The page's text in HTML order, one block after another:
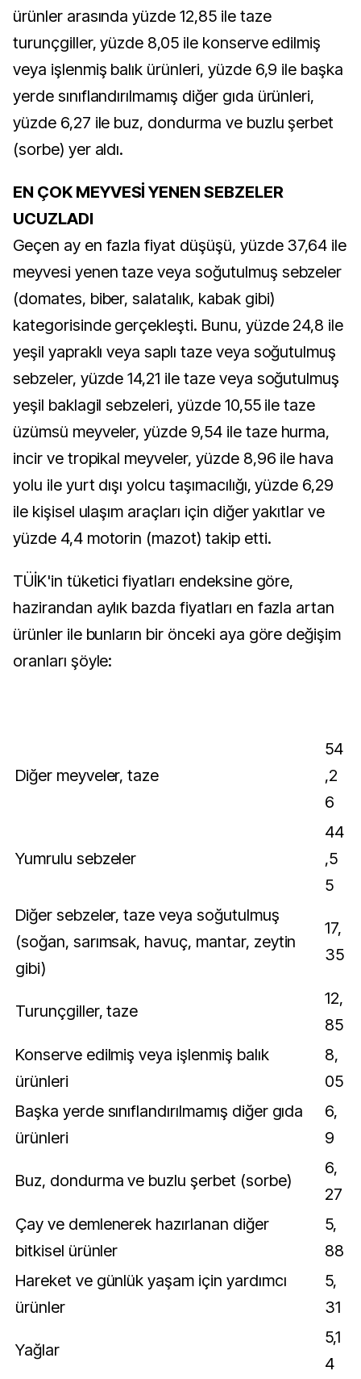
ürünler arasında yüzde 12,85 ile taze
turunçgiller, yüzde 8,05 ile konserve edilmiş
veya işlenmiş balık ürünleri, yüzde 6,9 ile başka
yerde sınıflandırılmamış diğer gıda ürünleri,
yüzde 6,27 ile buz, dondurma ve buzlu şerbet
(sorbe) yer aldı.
EN ÇOK MEYVESİ YENEN SEBZELER
UCUZLADI
Geçen ay en fazla fiyat düşüşü, yüzde 37,64 ile
meyvesi yenen taze veya soğutulmuş sebzeler
(domates, biber, salatalık, kabak gibi)
kategorisinde gerçekleşti. Bunu, yüzde 24,8 ile
yeşil yapraklı veya saplı taze veya soğutulmuş
sebzeler, yüzde 14,21 ile taze veya soğutulmuş
yeşil baklagil sebzeleri, yüzde 10,55 ile taze
üzümsü meyveler, yüzde 9,54 ile taze hurma,
incir ve tropikal meyveler, yüzde 8,96 ile hava
yolu ile yurt dışı yolcu taşımacılığı, yüzde 6,29
ile kişisel ulaşım araçları için diğer yakıtlar ve
yüzde 4,4 motorin (mazot) takip etti.
TÜİK'in tüketici fiyatları endeksine göre,
hazirandan aylık bazda fiyatları en fazla artan
ürünler ile bunların bir önceki aya göre değişim
oranları şöyle:
Diğer meyveler, taze
54
,2
6
Yumrulu sebzeler
44
,5
5
Diğer sebzeler, taze veya soğutulmuş
(soğan, sarımsak, havuç, mantar, zeytin
gibi)
17,
35
Turunçgiller, taze
12,
85
Konserve edilmiş veya işlenmiş balık
ürünleri
8,
05
Başka yerde sınıflandırılmamış diğer gıda
ürünleri
6,
9
Buz, dondurma ve buzlu şerbet (sorbe)
6,
27
Çay ve demlenerek hazırlanan diğer
bitkisel ürünler
5,
88
Hareket ve günlük yaşam için yardımcı
ürünler
5,
31
Yağlar
5,1
4